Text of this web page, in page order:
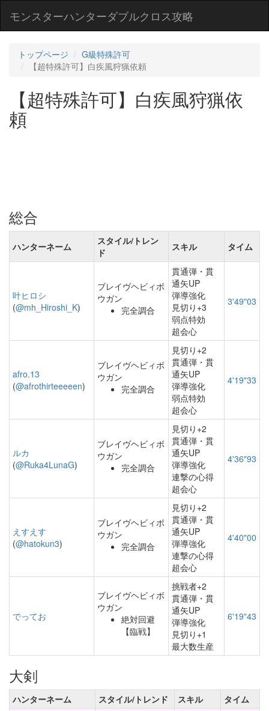
モンスターハンターダブルクロス攻略
トップページ
G級特殊許可
【超特殊許可】白疾風狩猟依頼
【超特殊許可】白疾風狩猟依
頼
総合
ハンターネーム
スタイル/トレン
ド
スキル タイム
叶ヒロシ
(@mh_Hiroshi_K)
ブレイヴヘビィボ
ウガン
完全調合
貫通弾・貫
通矢UP
弾導強化
見切り+3
弱点特効
超会心
3'49"03
afro.13
(@afrothirteeeeen)
ブレイヴヘビィボ
ウガン
完全調合
見切り+2
貫通弾・貫
通矢UP
弾導強化
弱点特効
超会心
4'19"33
ルカ
(@Ruka4LunaG)
ブレイヴヘビィボ
ウガン
完全調合
見切り+2
貫通弾・貫
通矢UP
弾導強化
連撃の心得
超会心
4'36"93
えすえす
(@hatokun3)
ブレイヴヘビィボ
ウガン
完全調合
見切り+2
貫通弾・貫
通矢UP
弾導強化
連撃の心得
超会心
4'40"00
でってお
ブレイヴヘビィボ
ウガン
絶対回避
【臨戦】
挑戦者+2
貫通弾・貫
通矢UP
弾導強化
見切り+1
最大数生産
6'19"43
大剣
ハンターネーム スタイル/トレンド スキル タイム